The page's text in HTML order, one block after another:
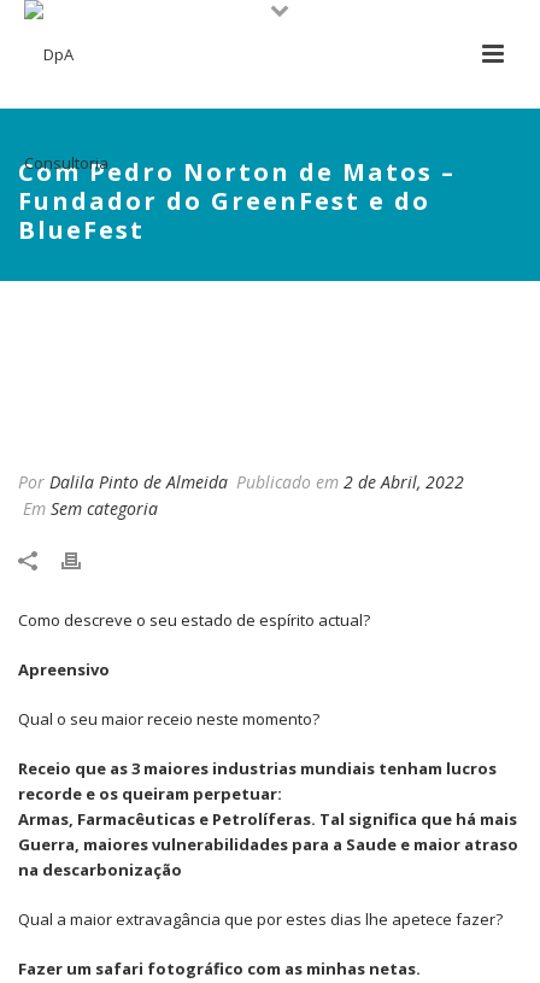
Com Pedro Norton de Matos –
Fundador do GreenFest e do
BlueFest
Por Dalila Pinto de Almeida Publicado em 2 de Abril, 2022
Em Sem categoria
Como descreve o seu estado de espírito actual?
Apreensivo
Qual o seu maior receio neste momento?
Receio que as 3 maiores industrias mundiais tenham lucros
recorde e os queiram perpetuar:
Armas, Farmacêuticas e Petrolíferas. Tal significa que há mais
Guerra, maiores vulnerabilidades para a Saude e maior atraso
na descarbonização
Qual a maior extravagância que por estes dias lhe apetece fazer?
Fazer um safari fotográfico com as minhas netas.